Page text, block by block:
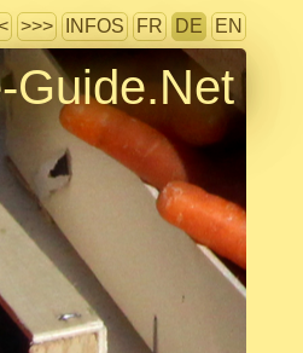
>>> INFOS FR DE EN
Guide.Net